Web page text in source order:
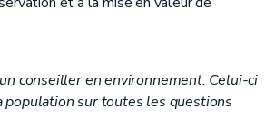
conseiller en environnement. Celui-ci
sur toutes les questions